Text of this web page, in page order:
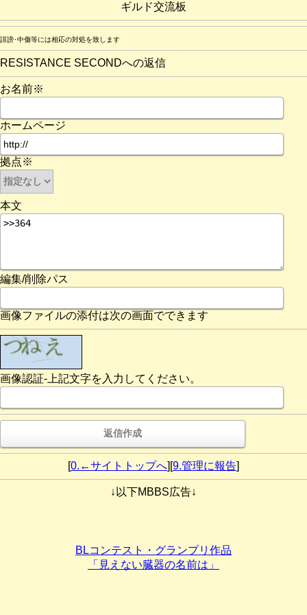
ギルド交流板
誹謗･中傷等には相応の対処を致します
RESISTANCE SECONDへの返信
お名前※
ホームページ
拠点※
本文
編集/削除パス
画像ファイルの添付は次の画面でできます
画像認証-上記文字を入力してください。
[0.←サイトトップへ][9.管理に報告]
↓以下MBBS広告↓
BLコンテスト・グランプリ作品
「見えない臓器の名前は」